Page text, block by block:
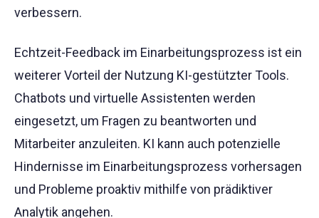
verbessern.
Echtzeit-Feedback im Einarbeitungsprozess ist ein
weiterer Vorteil der Nutzung KI-gestützter Tools.
Chatbots und virtuelle Assistenten werden
eingesetzt, um Fragen zu beantworten und
Mitarbeiter anzuleiten. KI kann auch potenzielle
Hindernisse im Einarbeitungsprozess vorhersagen
und Probleme proaktiv mithilfe von prädiktiver
Analytik angehen.